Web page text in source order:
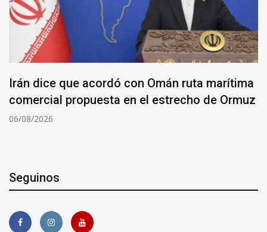
Irán dice que acordó con Omán ruta marítima
comercial propuesta en el estrecho de Ormuz
06/08/2026
Seguinos